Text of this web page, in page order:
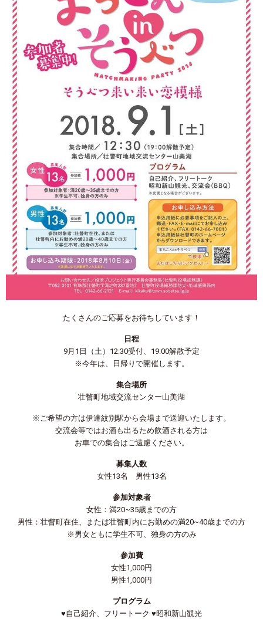
たくさんのご応募をお待ちしています！
日程
9月1日（土）12:30受付、19:00解散予定
※今年は、日帰りで開催します。
集合場所
壮瞥町地域交流センター山美湖
※ご希望の方は伊達紋別駅から会場まで送迎いたします。
交流会等ではお酒も出るため飲酒される方は
お車での集合はご遠慮ください。
募集人数
女性13名 男性13名
参加対象者
女性：満20~35歳までの方
男性：壮瞥町在住、または壮瞥町内にお勤めの満20~40歳までの方
※男女ともに学生不可、独身の方のみ
参加費
女性1,000円
男性1,000円
プログラム
♥自己紹介、フリートーク ♥昭和新山観光